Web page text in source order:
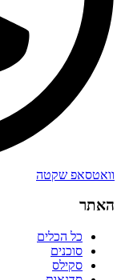
וואטסאפ שקטה
האתר
כל הכלים
סוכנים
סקילס